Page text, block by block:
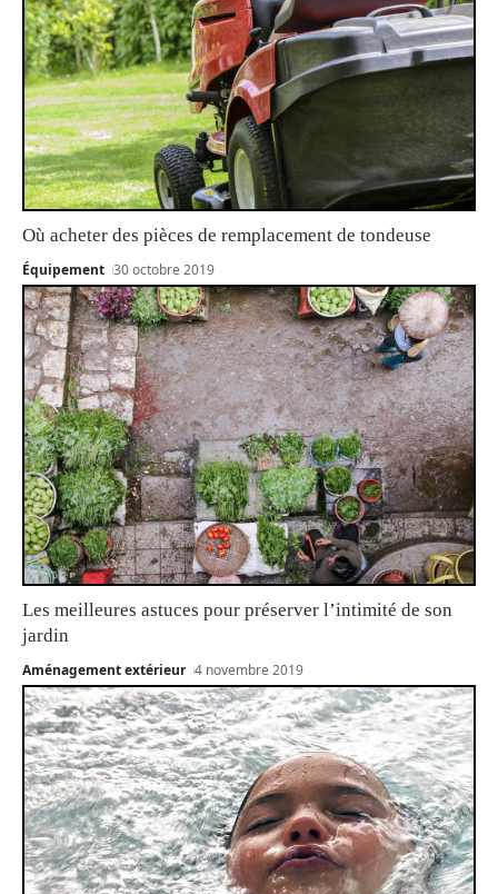
Où acheter des pièces de remplacement de tondeuse
Équipement 30 octobre 2019
Les meilleures astuces pour préserver l’intimité de son
jardin
Aménagement extérieur 4 novembre 2019